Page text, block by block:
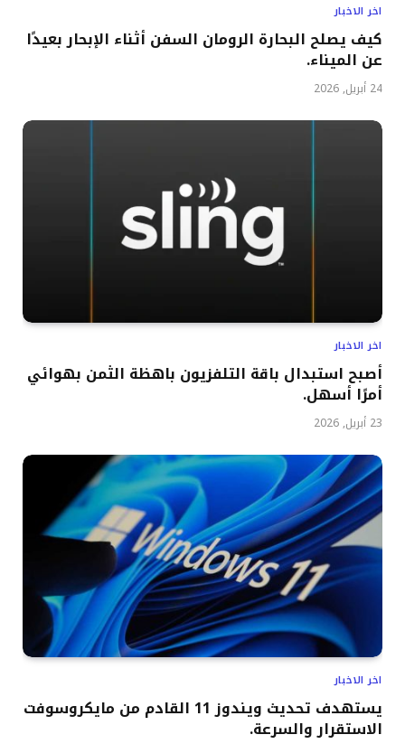
اخر الاخبار
كيف يصلح البحارة الرومان السفن أثناء الإبحار بعيدًا
عن الميناء.
24 أبريل, 2026
اخر الاخبار
أصبح استبدال باقة التلفزيون باهظة الثمن بهوائي
أمرًا أسهل.
23 أبريل, 2026
اخر الاخبار
يستهدف تحديث ويندوز 11 القادم من مايكروسوفت
الاستقرار والسرعة.